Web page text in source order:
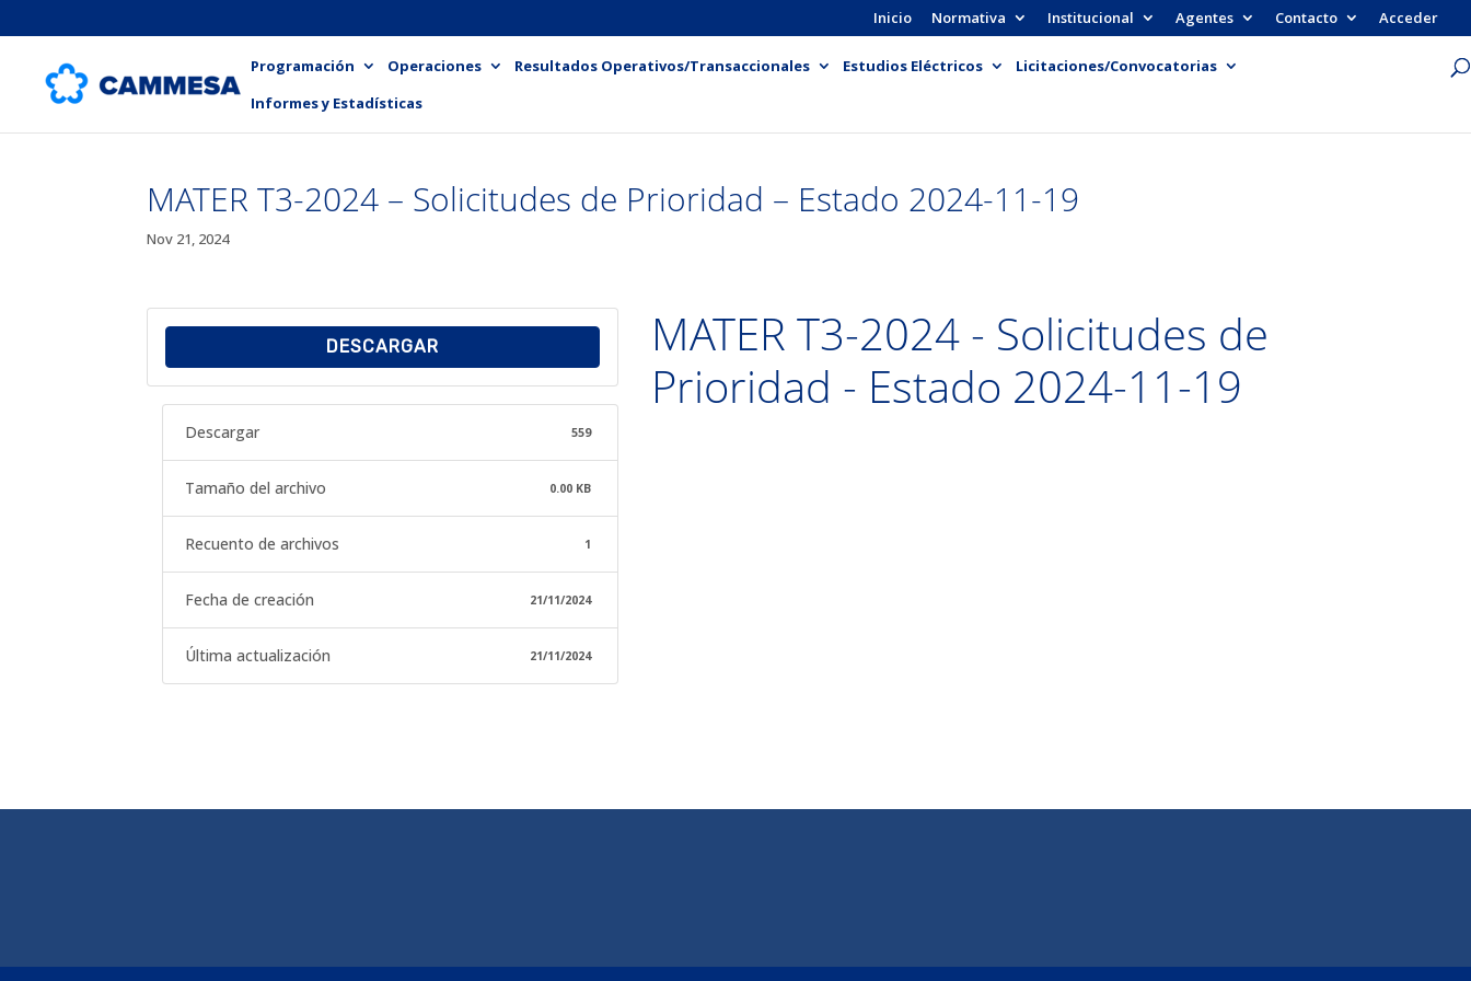
Inicio Normativa Institucional Agentes Contacto Acceder
Programación Operaciones Resultados Operativos/Transaccionales Estudios Eléctricos
Licitaciones/Convocatorias
Informes y Estadísticas
MATER T3-2024 – Solicitudes de Prioridad – Estado 2024-11-19
Nov 21, 2024
DESCARGAR
Descargar 559
Tamaño del archivo 0.00 KB
Recuento de archivos 1
Fecha de creación 21/11/2024
Última actualización 21/11/2024
MATER T3-2024 - Solicitudes de
Prioridad - Estado 2024-11-19